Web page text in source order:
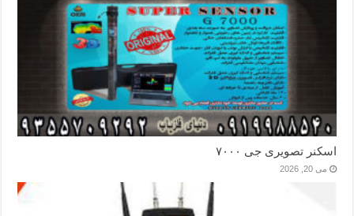
اسکنر تصویری جی ۷۰۰۰
می 20, 2026